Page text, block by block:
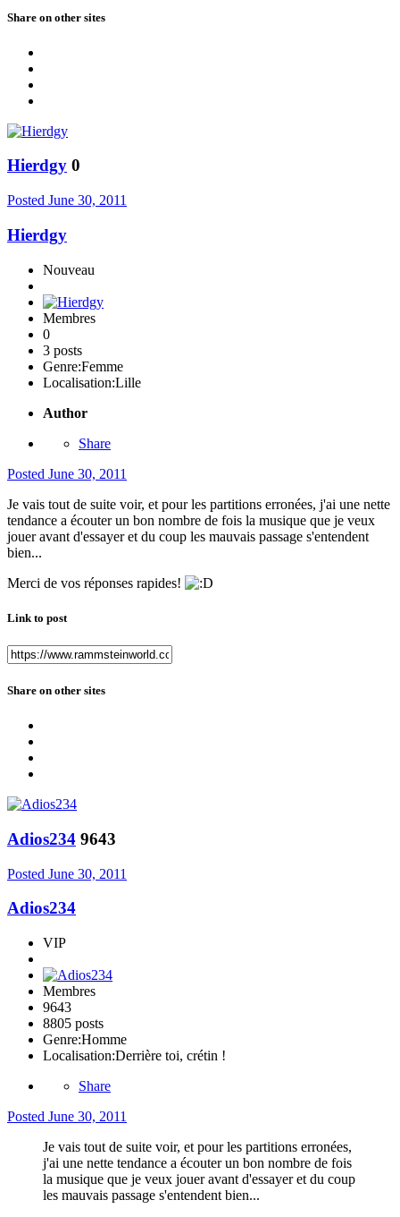
Share on other sites
Hierdgy 0
Posted June 30, 2011
Hierdgy
Nouveau
Membres
0
3 posts
Genre:Femme
Localisation:Lille
Author
Share
Posted June 30, 2011
Je vais tout de suite voir, et pour les partitions erronées, j'ai une nette
tendance a écouter un bon nombre de fois la musique que je veux
jouer avant d'essayer et du coup les mauvais passage s'entendent
bien...
Merci de vos réponses rapides!
Link to post
Share on other sites
Adios234 9643
Posted June 30, 2011
Adios234
VIP
Membres
9643
8805 posts
Genre:Homme
Localisation:Derrière toi, crétin !
Share
Posted June 30, 2011
Je vais tout de suite voir, et pour les partitions erronées,
j'ai une nette tendance a écouter un bon nombre de fois
la musique que je veux jouer avant d'essayer et du coup
les mauvais passage s'entendent bien...